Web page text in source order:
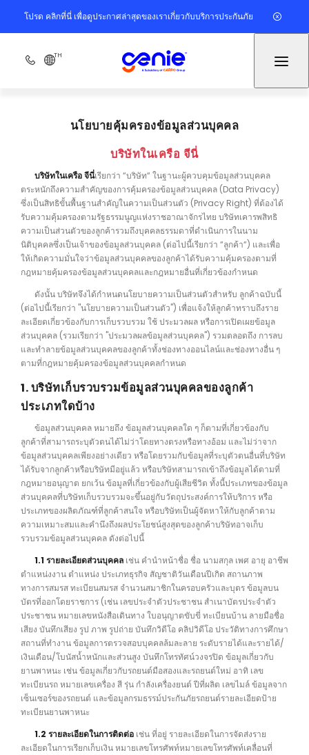
โปรด คลิกที่นี่ เพื่อดูประกาศล่าสุดของเราเกี่ยวกับบริการประกันภัย
TH
นโยบายคุ้มครองข้อมูลส่วนบุคคล
บริษัทในเครือ จีนี่
บริษัทในเครือ จีนี่เรียกว่า “บริษัท“ ในฐานะผู้ควบคุมข้อมูลส่วนบุคคล
ตระหนักถึงความสำคัญของการคุ้มครองข้อมูลส่วนบุคคล (Data Privacy)
ซึ่งเป็นสิทธิขั้นพื้นฐานสำคัญในความเป็นส่วนตัว (Privacy Right) ที่ต้องได้
รับความคุ้มครองตามรัฐธรรมนูญแห่งราชอาณาจักรไทย บริษัทเคารพสิทธิ
ความเป็นส่วนตัวของลูกค้ารวมถึงบุคคลธรรมดาที่ดำเนินการในนาม
นิติบุคคลซึ่งเป็นเจ้าของข้อมูลส่วนบุคคล (ต่อไปนี้เรียกว่า “ลูกค้า“) และเพื่อ
ให้เกิดความมั่นใจว่าข้อมูลส่วนบุคคลของลูกค้าได้รับความคุ้มครองตามที่
กฎหมายคุ้มครองข้อมูลส่วนบุคคลและกฎหมายอื่นที่เกี่ยวข้องกำหนด
ดังนั้น บริษัทจึงได้กำหนดนโยบายความเป็นส่วนตัวสำหรับ ลูกค้าฉบับนี้
(ต่อไปนี้เรียกว่า "นโยบายความเป็นส่วนตัว") เพื่อแจ้งให้ลูกค้าทราบถึงราย
ละเอียดเกี่ยวข้องกับการเก็บรวบรวม ใช้ ประมวลผล หรือการเปิดเผยข้อมูล
ส่วนบุคคล (รวมเรียกว่า "ประมวลผลข้อมูลส่วนบุคคล") รวมตลอดถึง การลบ
และทำลายข้อมูลส่วนบุคคลของลูกค้าทั้งช่องทางออนไลน์และช่องทางอื่น ๆ
ตามที่กฎหมายคุ้มครองข้อมูลส่วนบุคคลกำหนด
1. บริษัทเก็บรวบรวมข้อมูลส่วนบุคคลของลูกค้า
ประเภทใดบ้าง
ข้อมูลส่วนบุคคล หมายถึง ข้อมูลส่วนบุคคลใด ๆ ก็ตามที่เกี่ยวข้องกับ
ลูกค้าที่สามารถระบุตัวตนได้ไม่ว่าโดยทางตรงหรือทางอ้อม และไม่ว่าจาก
ข้อมูลส่วนบุคคลเพียงอย่างเดียว หรือโดยรวมกับข้อมูลที่ระบุตัวตนอื่นที่บริษัท
ได้รับจากลูกค้าหรือบริษัทมีอยู่แล้ว หรือบริษัทสามารถเข้าถึงข้อมูลได้ตามที่
กฎหมายอนุญาต ยกเว้น ข้อมูลที่เกี่ยวข้องกับผู้เสียชีวิต ทั้งนี้ประเภทของข้อมูล
ส่วนบุคคลที่บริษัทเก็บรวบรวมจะขึ้นอยู่กับวัตถุประสงค์การให้บริการ หรือ
ประเภทของผลิตภัณฑ์ที่ลูกค้าสนใจ หรือบริษัทเป็นผู้จัดหาให้กับลูกค้าตาม
ความเหมาะสมและคำนึงถึงผลประโยชน์สูงสุดของลูกค้าบริษัทอาจเก็บ
รวบรวมข้อมูลส่วนบุคคล ดังต่อไปนี้
1.1 รายละเอียดส่วนบุคคล เช่น คำนำหน้าชื่อ ชื่อ นามสกุล เพศ อายุ อาชีพ
ตำแหน่งงาน ตำแหน่ง ประเภทธุรกิจ สัญชาติวันเดือนปีเกิด สถานภาพ
ทางการสมรส ทะเบียนสมรส จำนวนสมาชิกในครอบครัวและบุตร ข้อมูลบน
บัตรที่ออกโดยราชการ (เช่น เลขประจำตัวประชาชน สำเนาบัตรประจำตัว
ประชาชน หมายเลขหนังสือเดินทาง ใบอนุญาตขับขี่ ทะเบียนบ้าน ลายมือชื่อ
เสียง บันทึกเสียง รูป ภาพ รูปถ่าย บันทึกวิดีโอ คลิปวิดีโอ ประวัติทางการศึกษา
สถานที่ทำงาน ข้อมูลการตรวจสอบบุคคลล้มละลาย ระดับรายได้และรายได้/
เงินเดือน/โบนัสน้ำหนักและส่วนสูง บันทึกโทรทัศน์วงจรปิด ข้อมูลเกี่ยวกับ
ยานพาหนะ เช่น ข้อมูลเกี่ยวกับรถยนต์มือสองและรถยนต์ใหม่ อาทิ เลข
ทะเบียนรถ หมายเลขเครื่อง สี รุ่น กำลังเครื่องยนต์ ปีที่ผลิต เลขไมล์ ข้อมูลจาก
เซ็นเซอร์ของรถยนต์ และข้อมูลกรมธรรม์ประกันภัยรถยนต์รายละเอียดป้าย
ทะเบียนยานพาหนะ
1.2 รายละเอียดในการติดต่อ เช่น ที่อยู่ รายละเอียดในการจัดส่งราย
ละเอียดในการเรียกเก็บเงิน หมายเลขโทรศัพท์หมายเลขโทรศัพท์เคลื่อนที่